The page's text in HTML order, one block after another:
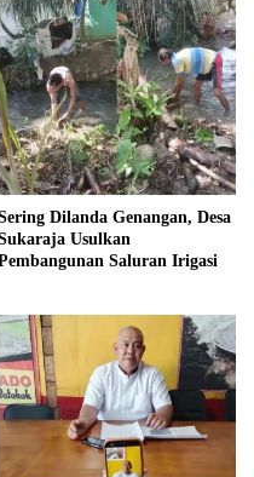
Dilanda Genangan, Desa
Usulkan
Saluran Irigasi